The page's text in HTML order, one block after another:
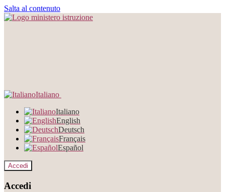
Salta al contenuto
Italiano
Italiano
English
Deutsch
Français
Español
Accedi
Accedi